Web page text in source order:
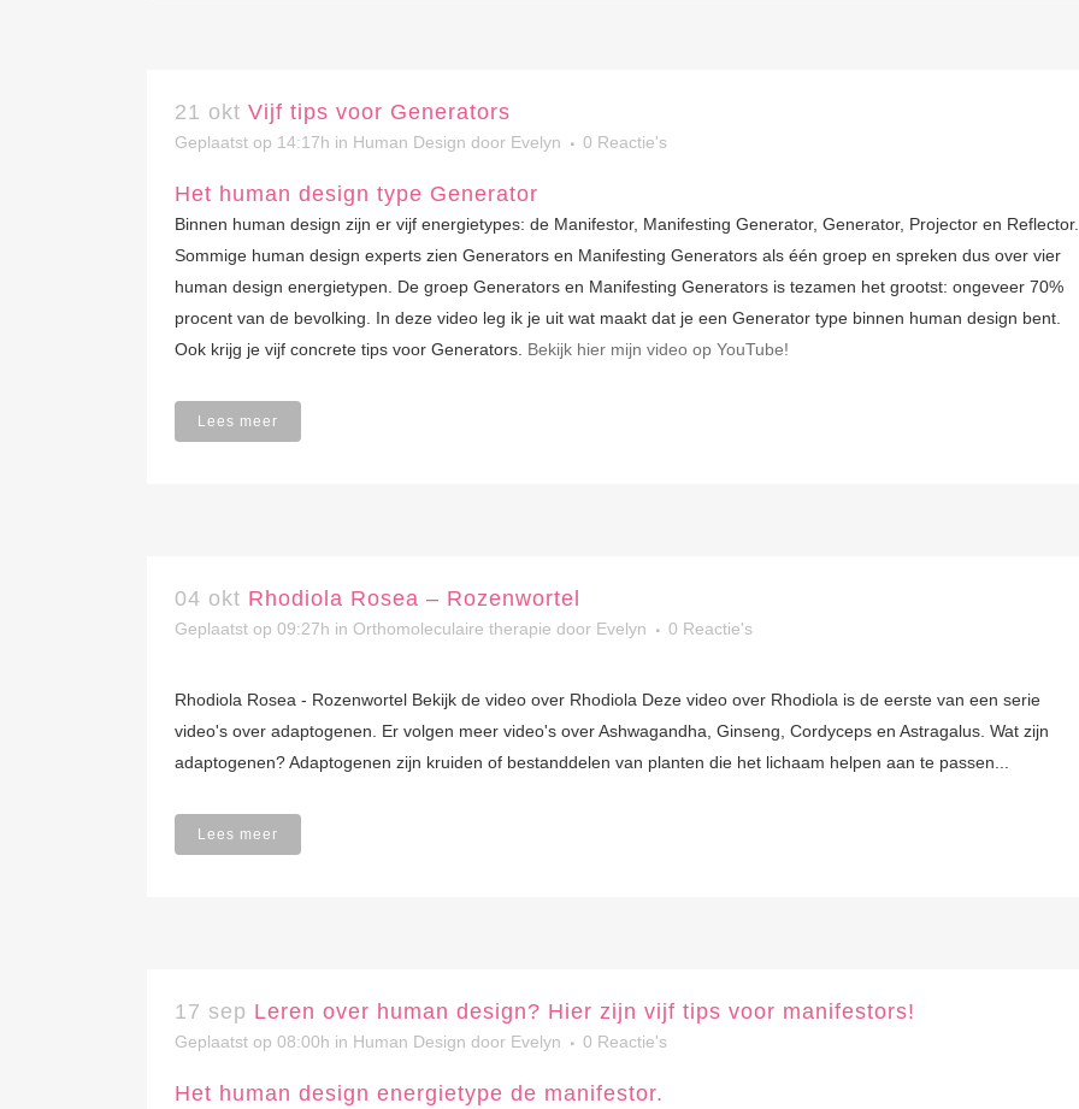
21 okt Vijf tips voor Generators
Geplaatst op 14:17h in Human Design door Evelyn 0 Reactie's
Het human design type Generator
Binnen human design zijn er vijf energietypes: de Manifestor, Manifesting Generator, Generator, Projector en Reflector.
Sommige human design experts zien Generators en Manifesting Generators als één groep en spreken dus over vier
human design energietypen. De groep Generators en Manifesting Generators is tezamen het grootst: ongeveer 70%
procent van de bevolking. In deze video leg ik je uit wat maakt dat je een Generator type binnen human design bent.
Ook krijg je vijf concrete tips voor Generators. Bekijk hier mijn video op YouTube!
Lees meer
04 okt Rhodiola Rosea – Rozenwortel
Geplaatst op 09:27h in Orthomoleculaire therapie door Evelyn 0 Reactie's
Rhodiola Rosea - Rozenwortel Bekijk de video over Rhodiola Deze video over Rhodiola is de eerste van een serie
video's over adaptogenen. Er volgen meer video's over Ashwagandha, Ginseng, Cordyceps en Astragalus. Wat zijn
adaptogenen? Adaptogenen zijn kruiden of bestanddelen van planten die het lichaam helpen aan te passen...
Lees meer
17 sep Leren over human design? Hier zijn vijf tips voor manifestors!
Geplaatst op 08:00h in Human Design door Evelyn 0 Reactie's
Het human design energietype de manifestor.